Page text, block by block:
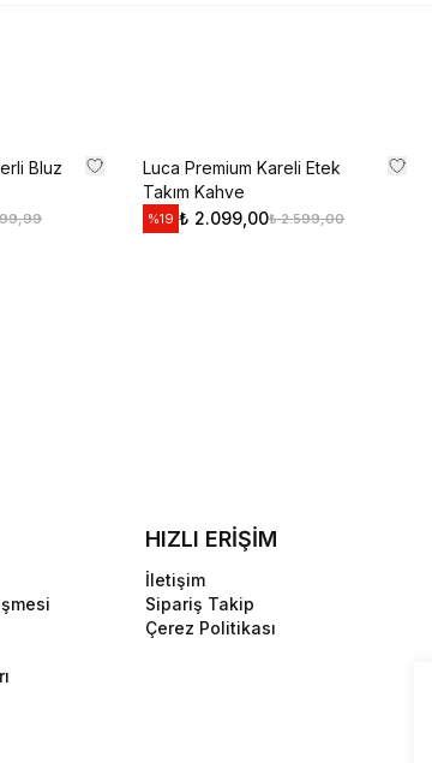
Bluz
Luca Premium Kareli Etek
Takım Kahve
%19 ₺ 2.099,00₺ 2.599,00
HIZLI ERİŞİM
İletişim
Sipariş Takip
Çerez Politikası